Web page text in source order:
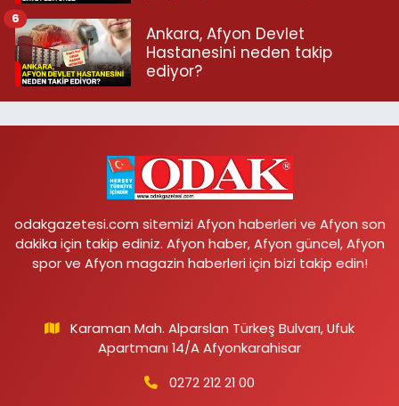
Ankara, Afyon Devlet
Hastanesini neden takip
ediyor?
6
odakgazetesi.com sitemizi Afyon haberleri ve Afyon son
dakika için takip ediniz. Afyon haber, Afyon güncel, Afyon
spor ve Afyon magazin haberleri için bizi takip edin!
Karaman Mah. Alparslan Türkeş Bulvarı, Ufuk
Apartmanı 14/A Afyonkarahisar
0272 212 21 00